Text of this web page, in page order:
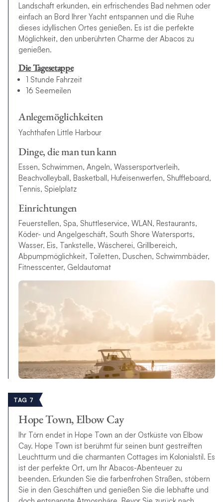
Landschaft erkunden, ein erfrischendes Bad nehmen oder
einfach an Bord Ihrer Yacht entspannen und die Ruhe
dieses idyllischen Ortes genießen. Es ist die perfekte
Möglichkeit, den unberührten Charme der Abacos zu
genießen.
Die Tagesetappe
1 Stunde Fahrzeit
16 Seemeilen
Anlegemöglichkeiten
Yachthafen Little Harbour
Dinge, die man tun kann
Essen, Schwimmen, Angeln, Wassersportverleih,
Beachvolleyball, Basketball, Hufeisenwerfen, Shuffleboard,
Tennis, Spielplatz
Einrichtungen
Feuerstellen, Spa, Shuttleservice, WLAN, Restaurants,
Köder- und Angelgeschäft, South Shore Watersports,
Wasser, Eis, Tankstelle, Wäscherei, Grillbereich,
Abpumpmöglichkeit, Toiletten, Duschen, Schwimmbäder,
Fitnesscenter, Geldautomat
TAG 7
Hope Town, Elbow Cay
Ihr Törn endet in Hope Town an der Ostküste von Elbow
Cay. Hope Town ist berühmt für seinen bunt gestreiften
Leuchtturm und die charmanten Cottages im Kolonialstil. Es
ist der perfekte Ort, um Ihr Abacos-Abenteuer zu
beenden. Erkunden Sie die farbenfrohen Straßen, stöbern
Sie in den Geschäften und genießen Sie die lebhafte und